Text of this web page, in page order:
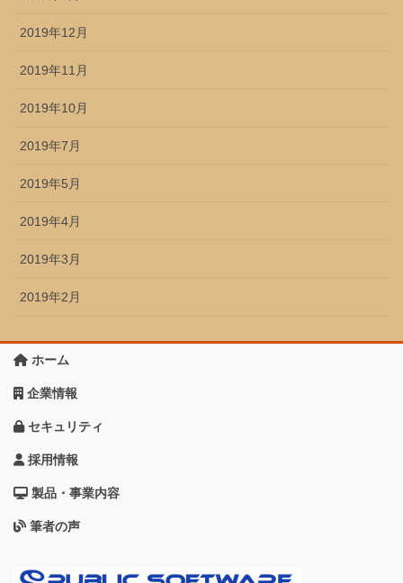
2019年12月
2019年11月
2019年10月
2019年7月
2019年5月
2019年4月
2019年3月
2019年2月
ホーム
企業情報
セキュリティ
採用情報
製品・事業内容
筆者の声